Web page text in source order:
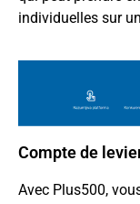
individuelles sur
Compte de
Avec Plus500,